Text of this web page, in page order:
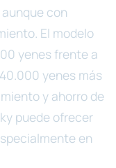
con
El modelo
yenes frente a
yenes más
y ahorro de
puede ofrecer
en